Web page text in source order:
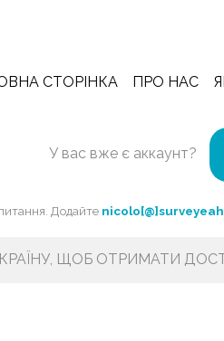
СТОРІНКА ПРО НАС
У вас вже є аккаунт?
Додайте
ЩОБ ОТРИМАТИ